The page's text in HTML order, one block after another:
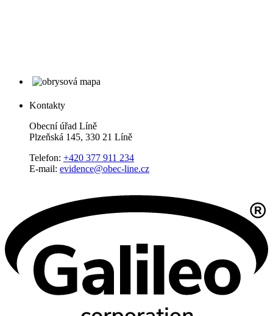
Kontakty
Obecní úřad Líně
Plzeňská 145, 330 21 Líně
Telefon: +420 377 911 234
E-mail: evidence@obec-line.cz